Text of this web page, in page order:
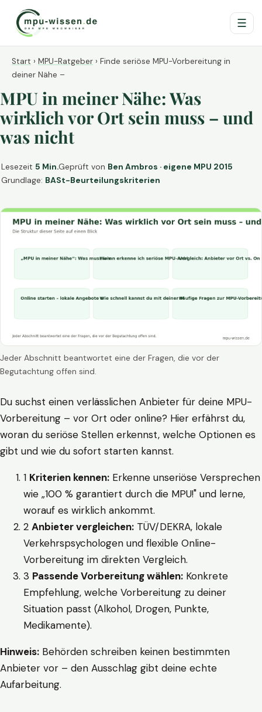
☰
Start › MPU-Ratgeber › Finde seriöse MPU-Vorbereitung in
deiner Nähe –
MPU in meiner Nähe: Was
wirklich vor Ort sein muss – und
was nicht
Lesezeit 5 Min.Geprüft von Ben Ambros · eigene MPU 2015
Grundlage: BASt-Beurteilungskriterien
Jeder Abschnitt beantwortet eine der Fragen, die vor der
Begutachtung offen sind.
Du suchst einen verlässlichen Anbieter für deine MPU-
Vorbereitung – vor Ort oder online? Hier erfährst du,
woran du seriöse Stellen erkennst, welche Optionen es
gibt und wie du sofort starten kannst.
1 Kriterien kennen: Erkenne unseriöse Versprechen
wie „100 % garantiert durch die MPU!" und lerne,
worauf es wirklich ankommt.
2 Anbieter vergleichen: TÜV/DEKRA, lokale
Verkehrspsychologen und flexible Online-
Vorbereitung im direkten Vergleich.
3 Passende Vorbereitung wählen: Konkrete
Empfehlung, welche Vorbereitung zu deiner
Situation passt (Alkohol, Drogen, Punkte,
Medikamente).
Hinweis: Behörden schreiben keinen bestimmten
Anbieter vor – den Ausschlag gibt deine echte
Aufarbeitung.